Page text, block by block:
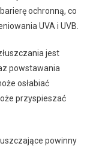
ochronną, co
UVA i UVB.
jest
powstawania
osłabiać
przyspieszać
powinny